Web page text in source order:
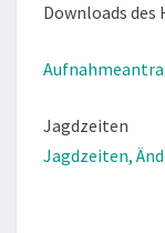
Downloads des
Jagdzeiten
Jagdzeiten,